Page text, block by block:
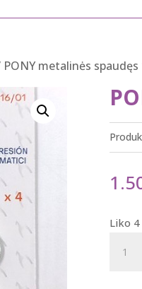
PONY metalinės spaudęs
Liko 4
kiekis: